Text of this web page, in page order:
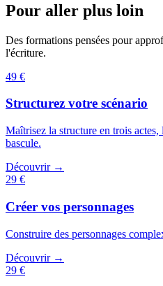
Pour aller plus loin
Des formations pensées pour
l'écriture.
49 €
Structurez votre scénario
Maîtrisez la structure en trois actes,
bascule.
Découvrir →
29 €
Créer vos personnages
Construire des personnages
Découvrir →
29 €